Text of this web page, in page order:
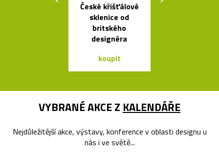
České křišťálové
sklenice od
britského
designéra
koupit
VYBRANÉ AKCE Z KALENDÁŘE
Nejdůležitější akce, výstavy, konference v oblasti designu u
nás i ve světě...